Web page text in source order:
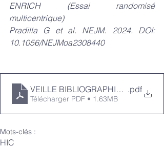
ENRICH (Essai randomisé
multicentrique)
Pradilla G et al. NEJM. 2024. DOI:
10.1056/NEJMoa2308440
VEILLE BIBLIOGRAPHIQUE FYRST
.pdf
Télécharger PDF • 1.63MB
Mots-clés :
HIC